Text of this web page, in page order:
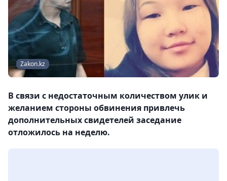
Zakon.kz
В связи с недостаточным количеством улик и
желанием стороны обвинения привлечь
дополнительных свидетелей заседание
отложилось на неделю.